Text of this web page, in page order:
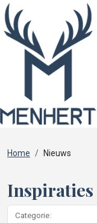
Home Nieuws
Inspiraties
Categorie: